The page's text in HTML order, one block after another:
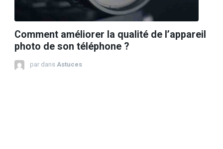
Comment améliorer la qualité de l’appareil
photo de son téléphone ?
par dans Astuces